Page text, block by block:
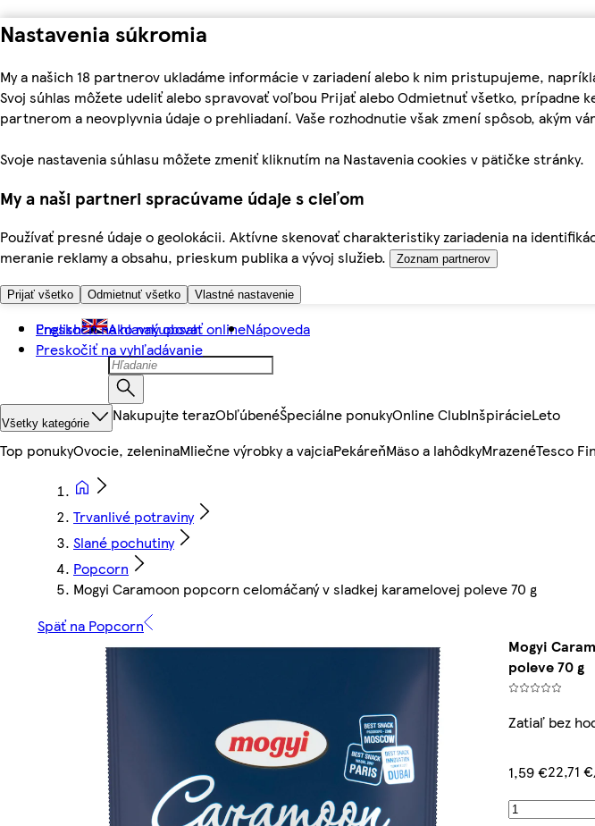
Nastavenia súkromia
My a našich 18 partnerov ukladáme informácie v zariadení alebo k nim pristupujeme,
Svoj súhlas môžete udeliť alebo spravovať voľbou Prijať alebo Odmietnuť všetko, prípadne
partnerom a neovplyvnia údaje o prehliadaní. Vaše rozhodnutie však zmení spôsob, akým
Svoje nastavenia súhlasu môžete zmeniť kliknutím na Nastavenia cookies v pätičke stránky.
My a naši partneri spracúvame údaje s cieľom
Používať presné údaje o geolokácii. Aktívne skenovať charakteristiky zariadenia na
meranie reklamy a obsahu, prieskum publika a vývoj služieb.
Zoznam partnerov
Prijať všetko Odmietnuť všetko Vlastné nastavenie
Preskočiť na hlavný obsah
Preskočiť na vyhľadávanie
English Ako nakupovať onlineNápoveda
Všetky kategórie Nakupujte terazObľúbenéŠpeciálne ponukyOnline ClubInšpirácieLeto
Top ponukyOvocie, zeleninaMliečne výrobky a vajciaPekáreňMäso a lahôdkyMrazenéTesco
Trvanlivé potraviny
Slané pochutiny
Popcorn
Mogyi Caramoon popcorn celomáčaný v sladkej karamelovej poleve 70 g
Späť na Popcorn
Mogyi
poleve 70 g
Zatiaľ bez
1,59 €22,71